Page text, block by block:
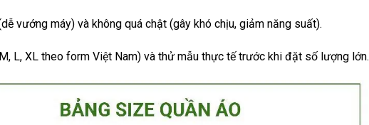
vướng máy) và không quá chật (gây khó chịu, giảm năng suất).
L, XL theo form Việt Nam) và thử mẫu thực tế trước khi đặt số lượng lớn.